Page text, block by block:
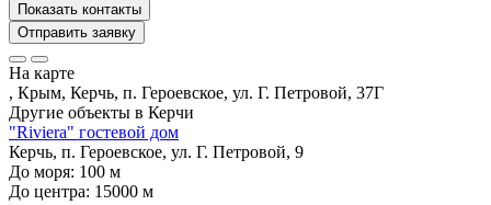
Показать контакты
Отправить заявку
На карте
, Крым, Керчь, п. Героевское, ул. Г. Петровой, 37Г
Другие объекты в Керчи
"Riviera" гостевой дом
Керчь, п. Героевское, ул. Г. Петровой, 9
До моря: 100 м
До центра: 15000 м